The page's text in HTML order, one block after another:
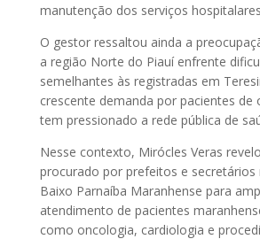
manutenção dos serviços
O gestor ressaltou ainda a
a região Norte do Piauí enfrente
semelhantes às registradas em
crescente demanda por pacientes de
tem pressionado a rede pública de
Nesse contexto, Mirócles Veras
procurado por prefeitos e secretários
Baixo Parnaíba Maranhense para
atendimento de pacientes
como oncologia, cardiologia e